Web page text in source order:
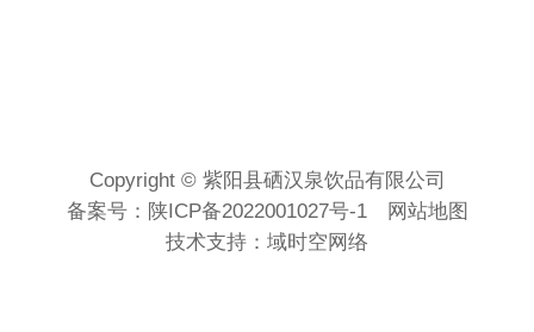
Copyright © 紫阳县硒汉泉饮品有限公司
备案号： 陕ICP备2022001027号-1
网站地图
技术支持： 域时空网络